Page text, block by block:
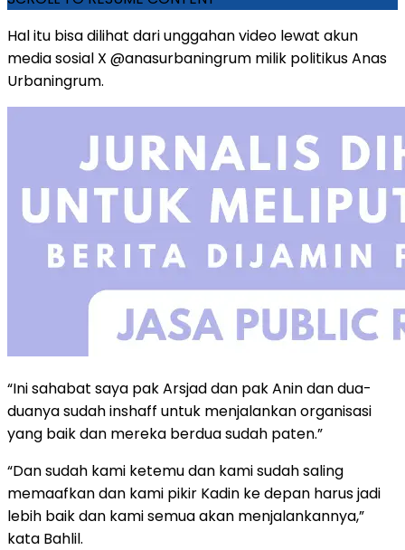
Hal itu bisa dilihat dari unggahan video lewat akun
media sosial X @anasurbaningrum milik politikus Anas
Urbaningrum.
“Ini sahabat saya pak Arsjad dan pak Anin dan dua-
duanya sudah inshaff untuk menjalankan organisasi
yang baik dan mereka berdua sudah paten.”
“Dan sudah kami ketemu dan kami sudah saling
memaafkan dan kami pikir Kadin ke depan harus jadi
lebih baik dan kami semua akan menjalankannya,”
kata Bahlil.